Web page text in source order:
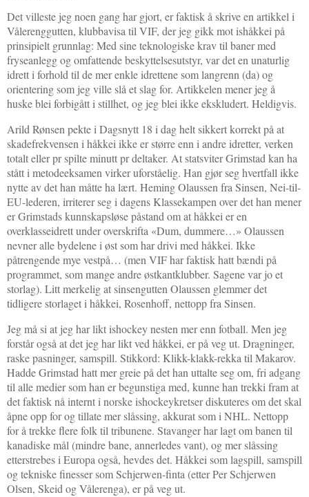
Det villeste jeg noen gang har gjort, er faktisk å skrive en artikkel i
Vålerenggutten, klubbavisa til VIF, der jeg gikk mot ishåkkei på
prinsipielt grunnlag: Med sine teknologiske krav til baner med
fryseanlegg og omfattende beskyttelsesutstyr, var det en unaturlig
idrett i forhold til de mer enkle idrettene som langrenn (da) og
orientering som jeg ville slå et slag for. Artikkelen mener jeg å
huske blei forbigått i stillhet, og jeg blei ikke ekskludert. Heldigvis.
Arild Rønsen pekte i Dagsnytt 18 i dag helt sikkert korrekt på at
skadefrekvensen i håkkei ikke er større enn i andre idretter, verken
totalt eller pr spilte minutt pr deltaker. At statsviter Grimstad kan ha
stått i metodeeksamen virker uforståelig. Han gjør seg hvertfall ikke
nytte av det han måtte ha lært. Heming Olaussen fra Sinsen, Nei-til-
EU-lederen, irriterer seg i dagens Klassekampen over det han mener
er Grimstads kunnskapsløse påstand om at håkkei er en
overklasseidrett under overskrifta «Dum, dummere…» Olaussen
nevner alle bydelene i øst som har drivi med håkkei. Ikke
påtrengende mye vestpå… (men VIF har faktisk hatt bændi på
programmet, som mange andre østkantklubber. Sagene var jo et
storlag). Litt merkelig at sinsengutten Olaussen glemmer det
tidligere storlaget i håkkei, Rosenhoff, nettopp fra Sinsen.
Jeg må si at jeg har likt ishockey nesten mer enn fotball. Men jeg
forstår også at det jeg har likt ved håkkei, er på veg ut. Dragninger,
raske pasninger, samspill. Stikkord: Klikk-klakk-rekka til Makarov.
Hadde Grimstad hatt mer greie på det han uttalte seg om, fri adgang
til alle medier som han er begunstiga med, kunne han trekki fram at
det faktisk nå internt i norske ishockeykretser diskuteres om det skal
åpne opp for og tillate mer slåssing, akkurat som i NHL. Nettopp
for å trekke flere folk til tribunene. Stavanger har lagt om banen til
kanadiske mål (mindre bane, annerledes vant), og mer slåssing
etterstrebes i Europa også, hevdes det. Håkkei som lagspill, samspill
og tekniske finesser som Schjerwen-finta (etter Per Schjerwen
Olsen, Skeid og Vålerenga), er på veg ut.